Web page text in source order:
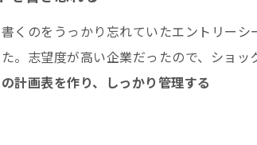
くのをうっかり忘れていたエントリーシ
。志望度が高い企業だったので、ショッ
計画表を作り、しっかり管理する